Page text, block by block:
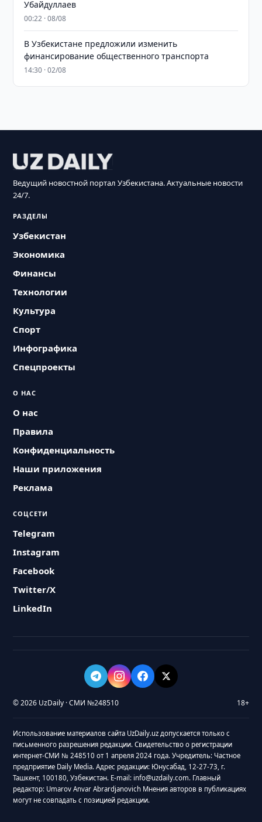
Убайдуллаев
00:22 · 08/08
В Узбекистане предложили изменить
финансирование общественного транспорта
14:30 · 02/08
Ведущий новостной портал Узбекистана. Актуальные новости
24/7.
РАЗДЕЛЫ
Узбекистан
Экономика
Финансы
Технологии
Культура
Спорт
Инфографика
Спецпроекты
О НАС
О нас
Правила
Конфиденциальность
Наши приложения
Реклама
СОЦСЕТИ
Telegram
Instagram
Facebook
Twitter/X
LinkedIn
© 2026 UzDaily · СМИ №248510 18+
Использование материалов сайта UzDaily.uz допускается только с
письменного разрешения редакции. Свидетельство о регистрации
интернет-СМИ № 248510 от 1 апреля 2024 года. Учредитель: Частное
предприятие Daily Media. Адрес редакции: Юнусабад, 12-27-73, г.
Ташкент, 100180, Узбекистан. E-mail: info@uzdaily.com. Главный
редактор: Umarov Anvar Abrardjanovich Мнения авторов в публикациях
могут не совпадать с позицией редакции.